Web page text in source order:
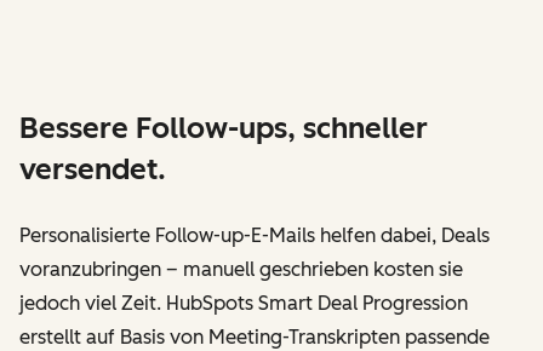
Bessere Follow-ups, schneller
versendet.
Personalisierte Follow-up-E-Mails helfen dabei, Deals
voranzubringen – manuell geschrieben kosten sie
jedoch viel Zeit. HubSpots Smart Deal Progression
erstellt auf Basis von Meeting-Transkripten passende